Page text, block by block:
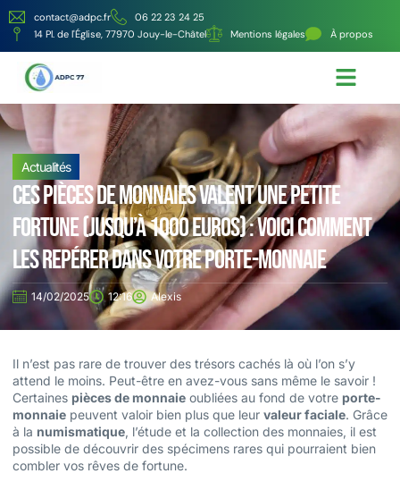
contact@adpc.fr
06 22 23 24 25
14 Pl. de l'Église, 77970 Jouy-le-Châtel
Mentions légales À propos
Actualités
Ces pièces de monnaies valent une petite
fortune (jusqu’à 1000 euros) : voici comment
les repérer dans votre porte-monnaie
14/02/2025 12:16 Alexis
Il n’est pas rare de trouver des trésors cachés là où l’on s’y
attend le moins. Peut-être en avez-vous sans même le savoir !
Certaines pièces de monnaie oubliées au fond de votre porte-
monnaie peuvent valoir bien plus que leur valeur faciale. Grâce
à la numismatique, l’étude et la collection des monnaies, il est
possible de découvrir des spécimens rares qui pourraient bien
combler vos rêves de fortune.